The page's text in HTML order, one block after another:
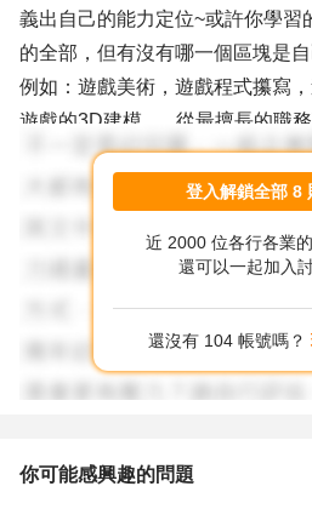
義出自己的能力定位~或許你學習
的全部，但有沒有哪一個區塊是
例如：遊戲美術，遊戲程式攥寫
遊戲的3D建模，...從最擅長的職
試該職務。
希望盡快有你的面試到職好消息。
登入解鎖全部 8
近 2000 位各行各業
還可以一起加入
還沒有 104 帳號嗎？
你可能感興趣的問題